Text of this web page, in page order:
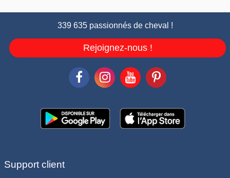
339 635 passionnés de cheval !
Rejoignez-nous !
Support client